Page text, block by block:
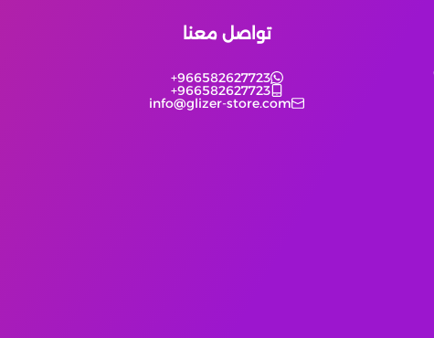
تواصل معنا
+966582627723
+966582627723
info@glizer-store.com